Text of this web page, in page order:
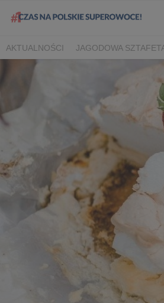
AKTUALNOŚCI JAGODOWA
DLA HANDLU
DLA
OWOCOWE LATO W KONESERZE
WYBORY 2022
WYBORY 2021